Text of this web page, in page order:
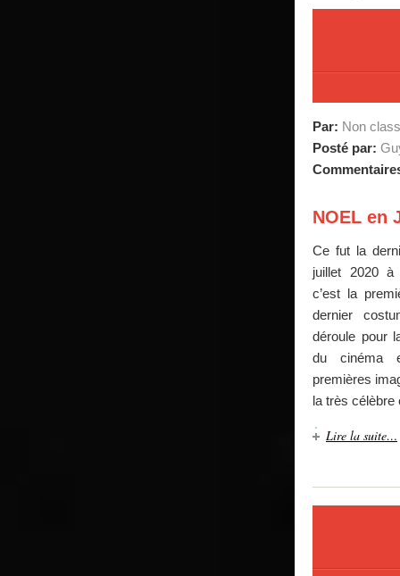
Par: Non
Posté par:
NOEL en
Ce fut la
juillet 2020 à
c’est la
dernier
déroule pour
du cinéma
premières
la très célèbre
Lire la suite…